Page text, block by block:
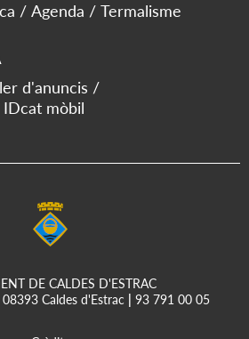
Agenda Termalisme
d'anuncis
IDcat mòbil
DE CALDES D'ESTRAC
08393 Caldes d'Estrac 93 791 00 05